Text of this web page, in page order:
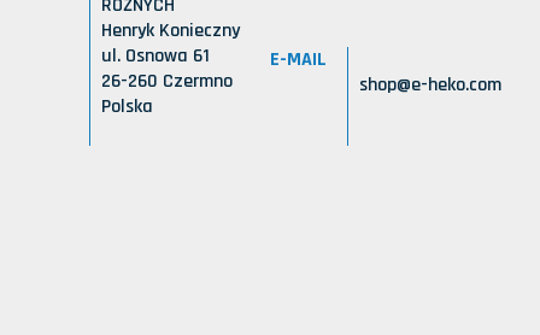
RÓŻNYCH
Henryk Konieczny
ul. Osnowa 61
26-260 Czermno
Polska
E-MAIL
shop@e-heko.com